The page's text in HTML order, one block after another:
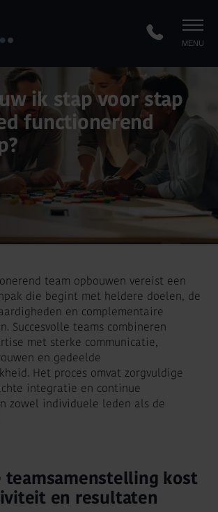
MENU
ik stap voor stap
functionerend
team opbouwen vereist een
die begint met heldere doelen, de
en complementaire
Succesvolle teams combineren
met sterke communicatie,
en gedeelde
Het proces omvat zorgvuldige
integratie en continue
zowel individuele leden als de
teamsamenstelling kost
en resultaten